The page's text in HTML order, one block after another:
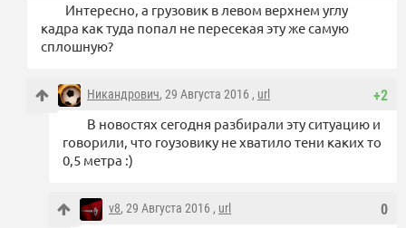
Интересно, а грузовик в левом верхнем углу
кадра как туда попал не пересекая эту же самую
сплошную?
+2
Никандрович, 29 Августа 2016 , url
В новостях сегодня разбирали эту ситуацию и
говорили, что гоузовику не хватило тени каких то
0,5 метра :)
0
v8, 29 Августа 2016 , url